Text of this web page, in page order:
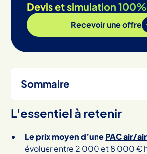
Sommaire
Heading 2
L'essentiel à retenir
Le prix moyen d’unePAC air/air
évoluer entre 2 000 et 8 000 €
Devis et simulation
Recevoir une offre